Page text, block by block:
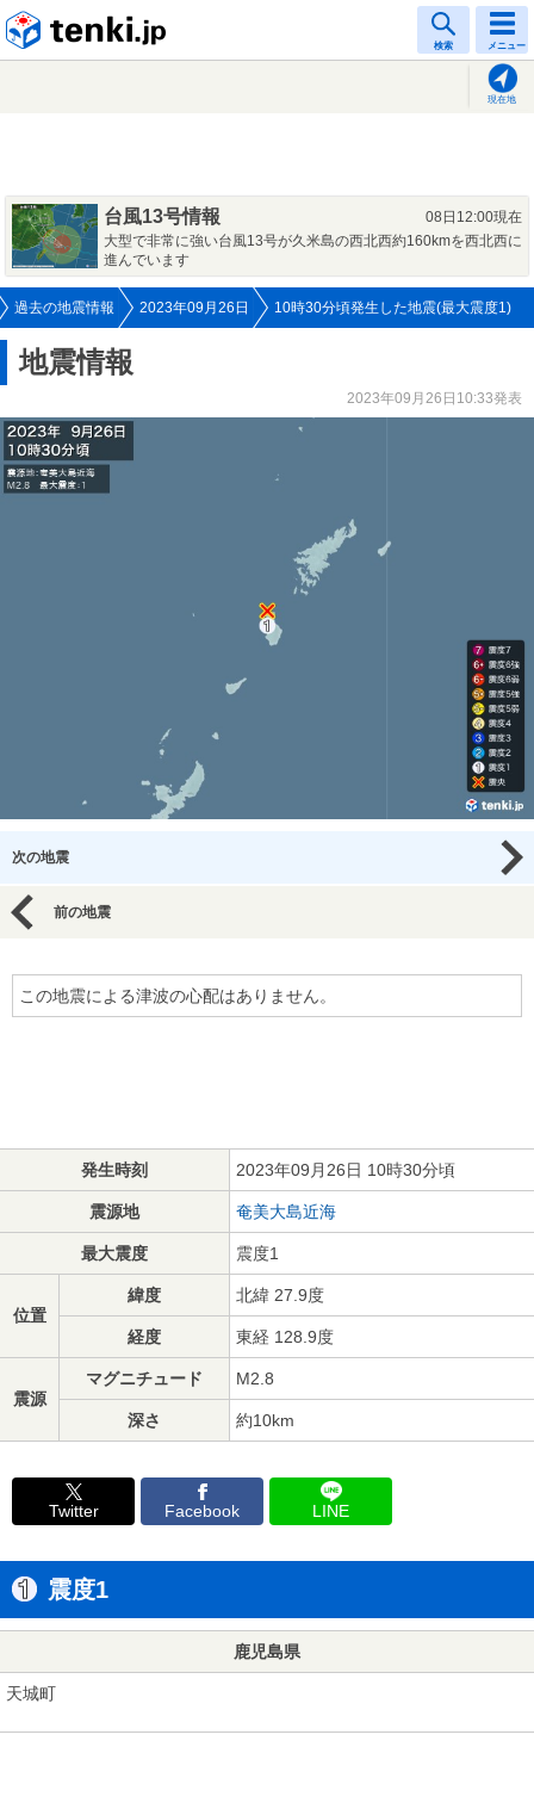
検索 メニュー
現在地
台風13号情報
08日12:00現在
大型で非常に強い台風13号が久米島の西北西約160kmを西北西に
進んでいます
過去の地震情報 2023年09月26日 10時30分頃発生した地震(最大震度1)
地震情報
2023年09月26日10:33発表
次の地震
前の地震
この地震による津波の心配はありません。
発生時刻 2023年09月26日 10時30分頃
震源地 奄美大島近海
最大震度 震度1
位置
緯度 北緯 27.9度
経度 東経 128.9度
震源
マグニチュード M2.8
深さ 約10km
Twitter Facebook LINE
震度1
鹿児島県
天城町